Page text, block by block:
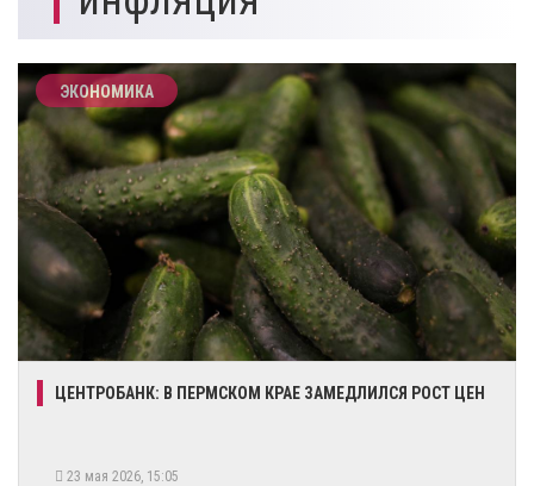
ЭКОНОМИКА
​ЦЕНТРОБАНК: В ПЕРМСКОМ КРАЕ ЗАМЕДЛИЛСЯ РОСТ ЦЕН
23 мая 2026, 15:05